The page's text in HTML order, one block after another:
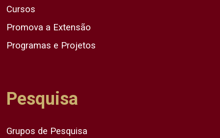
Cursos
Promova a Extensão
Programas e Projetos
Pesquisa
Grupos de Pesquisa